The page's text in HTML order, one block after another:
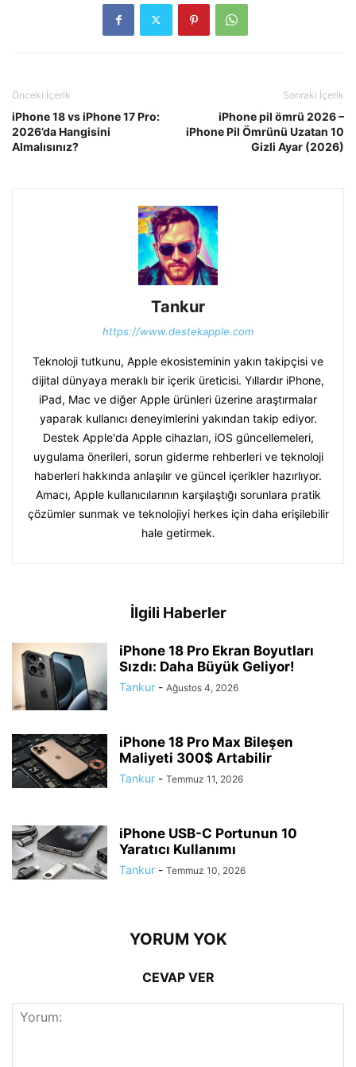
Önceki İçerik
iPhone 18 vs iPhone 17 Pro:
2026’da Hangisini
Almalısınız?
Sonraki İçerik
iPhone pil ömrü 2026 –
iPhone Pil Ömrünü Uzatan 10
Gizli Ayar (2026)
Tankur
https://www.destekapple.com
Teknoloji tutkunu, Apple ekosisteminin yakın takipçisi ve
dijital dünyaya meraklı bir içerik üreticisi. Yıllardır iPhone,
iPad, Mac ve diğer Apple ürünleri üzerine araştırmalar
yaparak kullanıcı deneyimlerini yakından takip ediyor.
Destek Apple'da Apple cihazları, iOS güncellemeleri,
uygulama önerileri, sorun giderme rehberleri ve teknoloji
haberleri hakkında anlaşılır ve güncel içerikler hazırlıyor.
Amacı, Apple kullanıcılarının karşılaştığı sorunlara pratik
çözümler sunmak ve teknolojiyi herkes için daha erişilebilir
hale getirmek.
İlgili Haberler
iPhone 18 Pro Ekran Boyutları
Sızdı: Daha Büyük Geliyor!
Tankur - Ağustos 4, 2026
iPhone 18 Pro Max Bileşen
Maliyeti 300$ Artabilir
Tankur - Temmuz 11, 2026
iPhone USB-C Portunun 10
Yaratıcı Kullanımı
Tankur - Temmuz 10, 2026
YORUM YOK
CEVAP VER